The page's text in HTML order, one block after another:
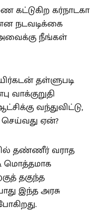
கட்டுகிற கர்நாடகா
நடவடிக்கை
அவைக்கு நீங்கள்
தள்ளுபடி
வாக்குறுதி
வந்துவிட்டு,
செய்வது ஏன்?
தண்ணீர் வராத
மொத்தமாக
தகுந்த
இந்த அரசு